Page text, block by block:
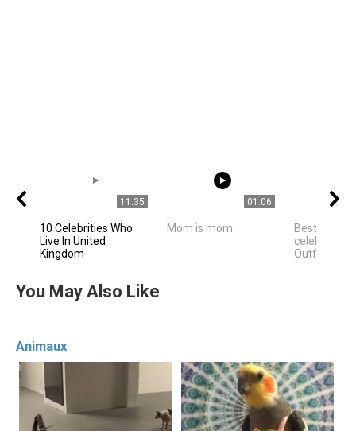
11:35
10 Celebrities Who
Live In United
Kingdom
01:06
Mom is mom
Best
celebrities
Outfit Ideas
You May Also Like
Animaux